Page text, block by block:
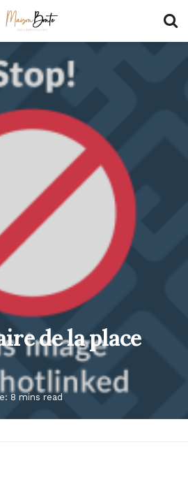
de la place
8 mins read